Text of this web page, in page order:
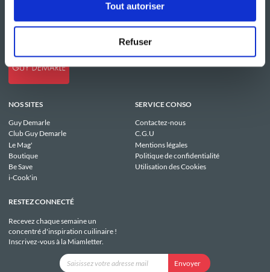
Tout autoriser
Refuser
NOS SITES
Guy Demarle
Club Guy Demarle
Le Mag'
Boutique
Be Save
i-Cook'in
SERVICE CONSO
Contactez-nous
C.G.U
Mentions légales
Politique de confidentialité
Utilisation des Cookies
RESTEZ CONNECTÉ
Recevez chaque semaine un
concentré d'inspiration cuilinaire !
Inscrivez-vous à la Miamletter.